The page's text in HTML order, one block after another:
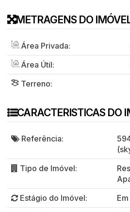
METRAGENS DO
Área Privada:
Área Útil:
Terreno:
CARACTERISTICAS DO
Referência:
Tipo de Imóvel:
Estágio do Imóvel: